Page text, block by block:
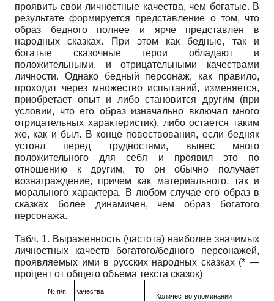
проявить свои личностные качества, чем богатые. В
результате формируется представление о том, что
образ бедного полнее и ярче представлен в
народных сказках. При этом как бедные, так и
богатые сказочные герои обладают и
положительными, и отрицательными качествами
личности. Однако бедный персонаж, как правило,
проходит через множество испытаний, изменяется,
приобретает опыт и либо становится другим (при
условии, что его образ изначально включал много
отрицательных характеристик), либо остается таким
же, как и был. В конце повествования, если бедняк
устоял перед трудностями, вынес много
положительного для себя и проявил это по
отношению к другим, то он обычно получает
вознаграждение, причем как материального, так и
морального характера. В любом случае его образ в
сказках более динамичен, чем образ богатого
персонажа.
Табл. 1. Выраженность (частота) наиболее значимых
личностных качеств богатого/бедного персонажей,
проявляемых ими в русских народных сказках (* —
процент от общего объема текста сказок)
№ п/п Качества
Количество упоминаний